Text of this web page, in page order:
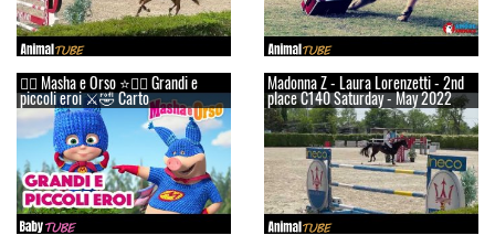
👱‍♀️ Masha e Orso ⭐🦸‍♀️ Grandi e
piccoli eroi ⚔️🤣 Carto
Madonna Z - Laura Lorenzetti - 2nd
place C140 Saturday - May 2022